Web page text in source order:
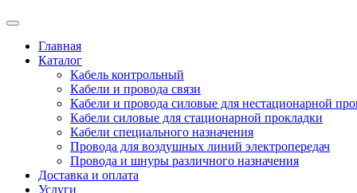
Главная
Каталог
Кабель контрольный
Кабели и провода связи
Кабели и провода силовые для нестационарной
Кабели силовые для стационарной прокладки
Кабели специального назначения
Провода для воздушных линий электропередач
Провода и шнуры различного назначения
Доставка и оплата
Услуги